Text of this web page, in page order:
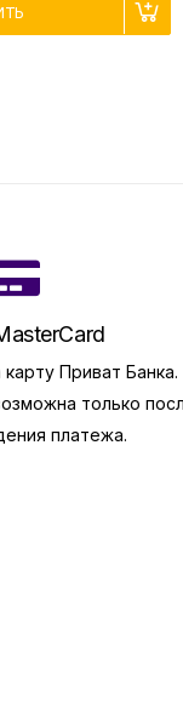
Приват Банка.
только
платежа.